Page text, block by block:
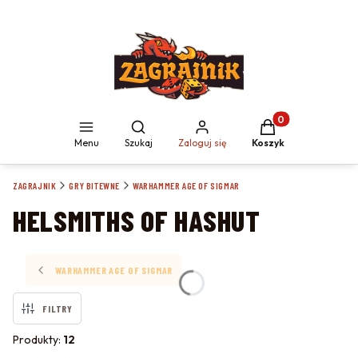
Menu
Otwórz wyszukiwarkę
Szukaj Zaloguj się
Produkty w
Koszyk
ZAGRAJNIK GRY BITEWNE WARHAMMER AGE OF SIGMAR
HELSMITHS OF HASHUT
WARHAMMER AGE OF SIGMAR
FILTRY
Produkty: 12